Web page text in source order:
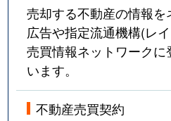
売却する不動産の情報
広告や指定流通機構(レ
売買情報ネットワーク
います。
不動産売買契約